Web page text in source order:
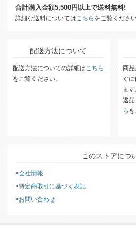
合計購入金額5,500円以上で送料無料!
詳細な送料についてはこちら をご覧ください
配送方法について
配送方法についての詳細はこちら
をご覧ください。
商
ぐ
ます
返
ら
このストアにつ
会社情報
特定商取引に基づく表記
お問い合わせ